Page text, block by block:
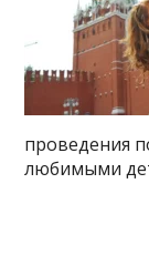
проведения
любимыми